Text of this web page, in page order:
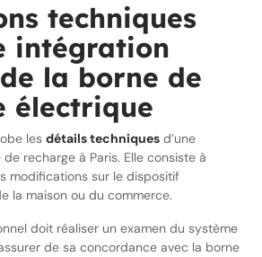
techniques
intégration
la borne de
électrique
les détails techniques d’une
recharge à Paris. Elle consiste à
modifications sur le dispositif
la maison ou du commerce.
doit réaliser un examen du système
de sa concordance avec la borne